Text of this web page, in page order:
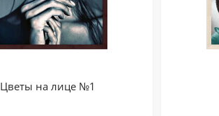
Цветы на лице №1